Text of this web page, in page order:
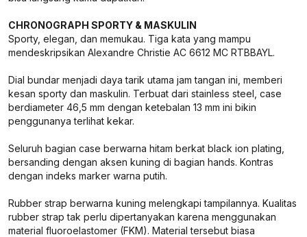
CHRONOGRAPH SPORTY & MASKULIN
Sporty, elegan, dan memukau. Tiga kata yang mampu
mendeskripsikan Alexandre Christie AC 6612 MC RTBBAYL.
Dial bundar menjadi daya tarik utama jam tangan ini, memberi
kesan sporty dan maskulin. Terbuat dari stainless steel, case
berdiameter 46,5 mm dengan ketebalan 13 mm ini bikin
penggunanya terlihat kekar.
Seluruh bagian case berwarna hitam berkat black ion plating,
bersanding dengan aksen kuning di bagian hands. Kontras
dengan indeks marker warna putih.
Rubber strap berwarna kuning melengkapi tampilannya. Kualitas
rubber strap tak perlu dipertanyakan karena menggunakan
material fluoroelastomer (FKM). Material tersebut biasa